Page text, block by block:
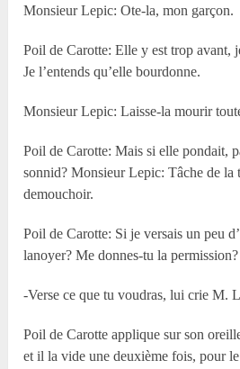
Monsieur Lepic: Ote-la, mon garçon.
Poil de Carotte: Elle y est trop avant,
Je l’entends qu’elle bourdonne.
Monsieur Lepic: Laisse-la mourir
Poil de Carotte: Mais si elle pondait,
sonnid? Monsieur Lepic: Tâche de la
demouchoir.
Poil de Carotte: Si je versais un peu
lanoyer? Me donnes-tu la permission?
-Verse ce que tu voudras, lui crie M.
Poil de Carotte applique sur son
et il la vide une deuxième fois, pour